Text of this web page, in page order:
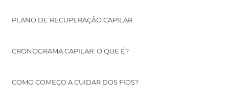
PLANO DE RECUPERAÇÃO CAPILAR
CRONOGRAMA CAPILAR: O QUE É?
COMO COMEÇO A CUIDAR DOS FIOS?